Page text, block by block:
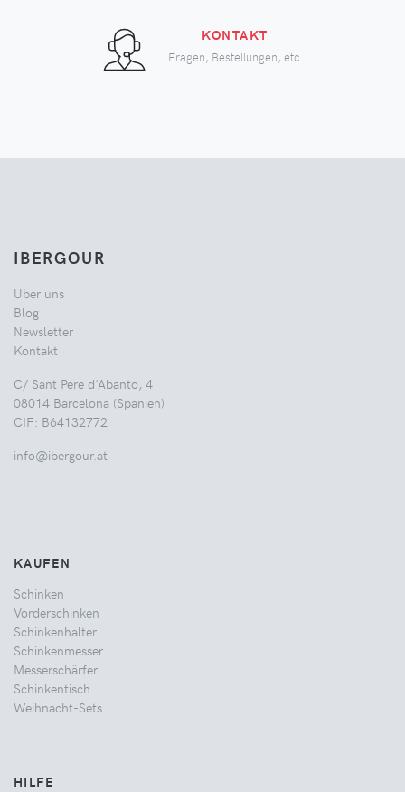
KONTAKT
Fragen, Bestellungen, etc.
IBERGOUR
Über uns
Blog
Newsletter
Kontakt
C/ Sant Pere d'Abanto, 4
08014 Barcelona (Spanien)
CIF: B64132772
info@ibergour.at
KAUFEN
Schinken
Vorderschinken
Schinkenhalter
Schinkenmesser
Messerschärfer
Schinkentisch
Weihnacht-Sets
HILFE